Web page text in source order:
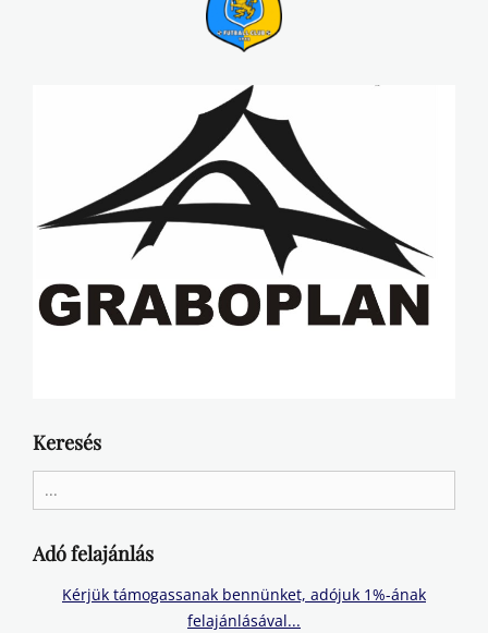
Keresés
for:
Adó felajánlás
Kérjük támogassanak bennünket, adójuk 1%-ának
felajánlásával...